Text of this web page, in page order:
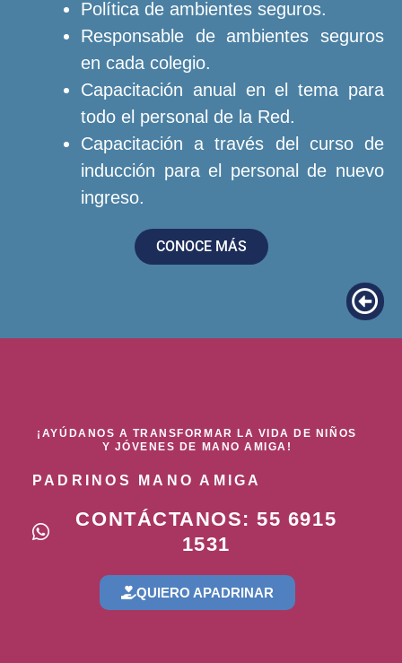
Política de ambientes seguros.
Responsable de ambientes seguros
en cada colegio.
Capacitación anual en el tema para
todo el personal de la Red.
Capacitación a través del curso de
inducción para el personal de nuevo
ingreso.
CONOCE MÁS
¡AYÚDANOS A TRANSFORMAR LA VIDA DE NIÑOS
Y JÓVENES DE MANO AMIGA!
PADRINOS MANO AMIGA
CONTÁCTANOS: 55 6915
1531
QUIERO APADRINAR